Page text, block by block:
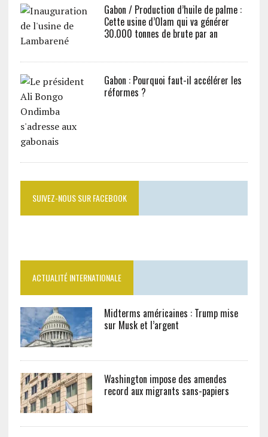
Gabon / Production d’huile de palme :
Cette usine d’Olam qui va générer
30.000 tonnes de brute par an
Gabon : Pourquoi faut-il accélérer les
réformes ?
SUIVEZ-NOUS SUR FACEBOOK
ACTUALITÉ INTERNATIONALE
Midterms américaines : Trump mise
sur Musk et l’argent
Washington impose des amendes
record aux migrants sans-papiers